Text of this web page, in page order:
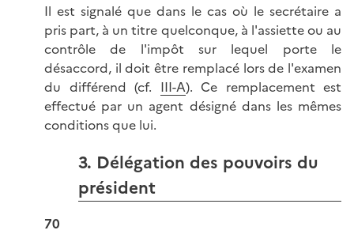
Il est signalé que dans le cas où le secrétaire a
pris part, à un titre quelconque, à l'assiette ou au
contrôle de l'impôt sur lequel porte le
désaccord, il doit être remplacé lors de l'examen
du différend (cf. III-A). Ce remplacement est
effectué par un agent désigné dans les mêmes
conditions que lui.
3. Délégation des pouvoirs du
président
70